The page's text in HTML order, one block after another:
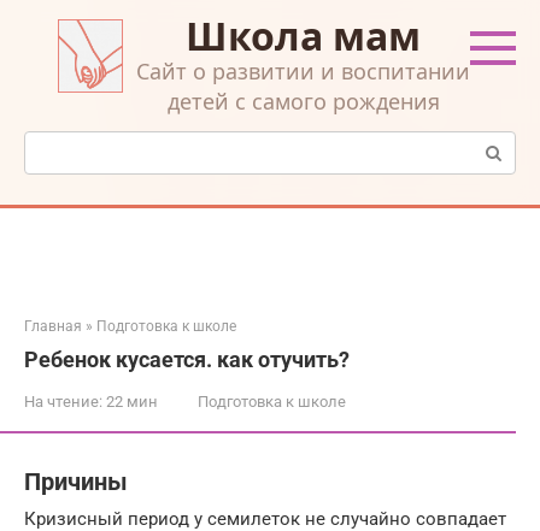
контенту
Школа мам
Cайт о развитии и воспитании
детей с самого рождения
Поиск:
Главная » Подготовка к школе
Ребенок кусается. как отучить?
На чтение: 22 мин Подготовка к школе
Причины
Кризисный период у семилеток не случайно совпадает